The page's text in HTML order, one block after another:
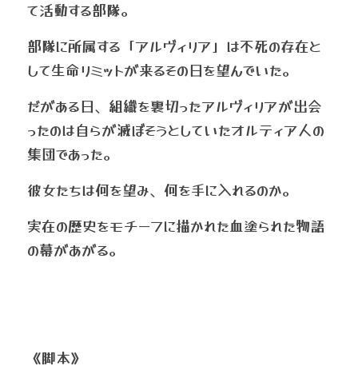
て活動する部隊。
部隊に所属する「アルヴィリア」は不死の存在と
して生命リミットが来るその日を望んでいた。
だがある日、組織を裏切ったアルヴィリアが出会
ったのは自らが滅ぼそうとしていたオルティア人の
集団であった。
彼女たちは何を望み、何を手に入れるのか。
実在の歴史をモチーフに描かれた血塗られた物語
の幕があがる。
《脚本》